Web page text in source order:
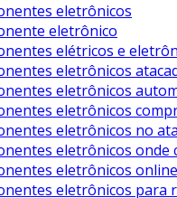
eletrônicos
eletrônico
elétricos e
eletrônicos
eletrônicos
eletrônicos
eletrônicos no
eletrônicos onde
eletrônicos online
eletrônicos para